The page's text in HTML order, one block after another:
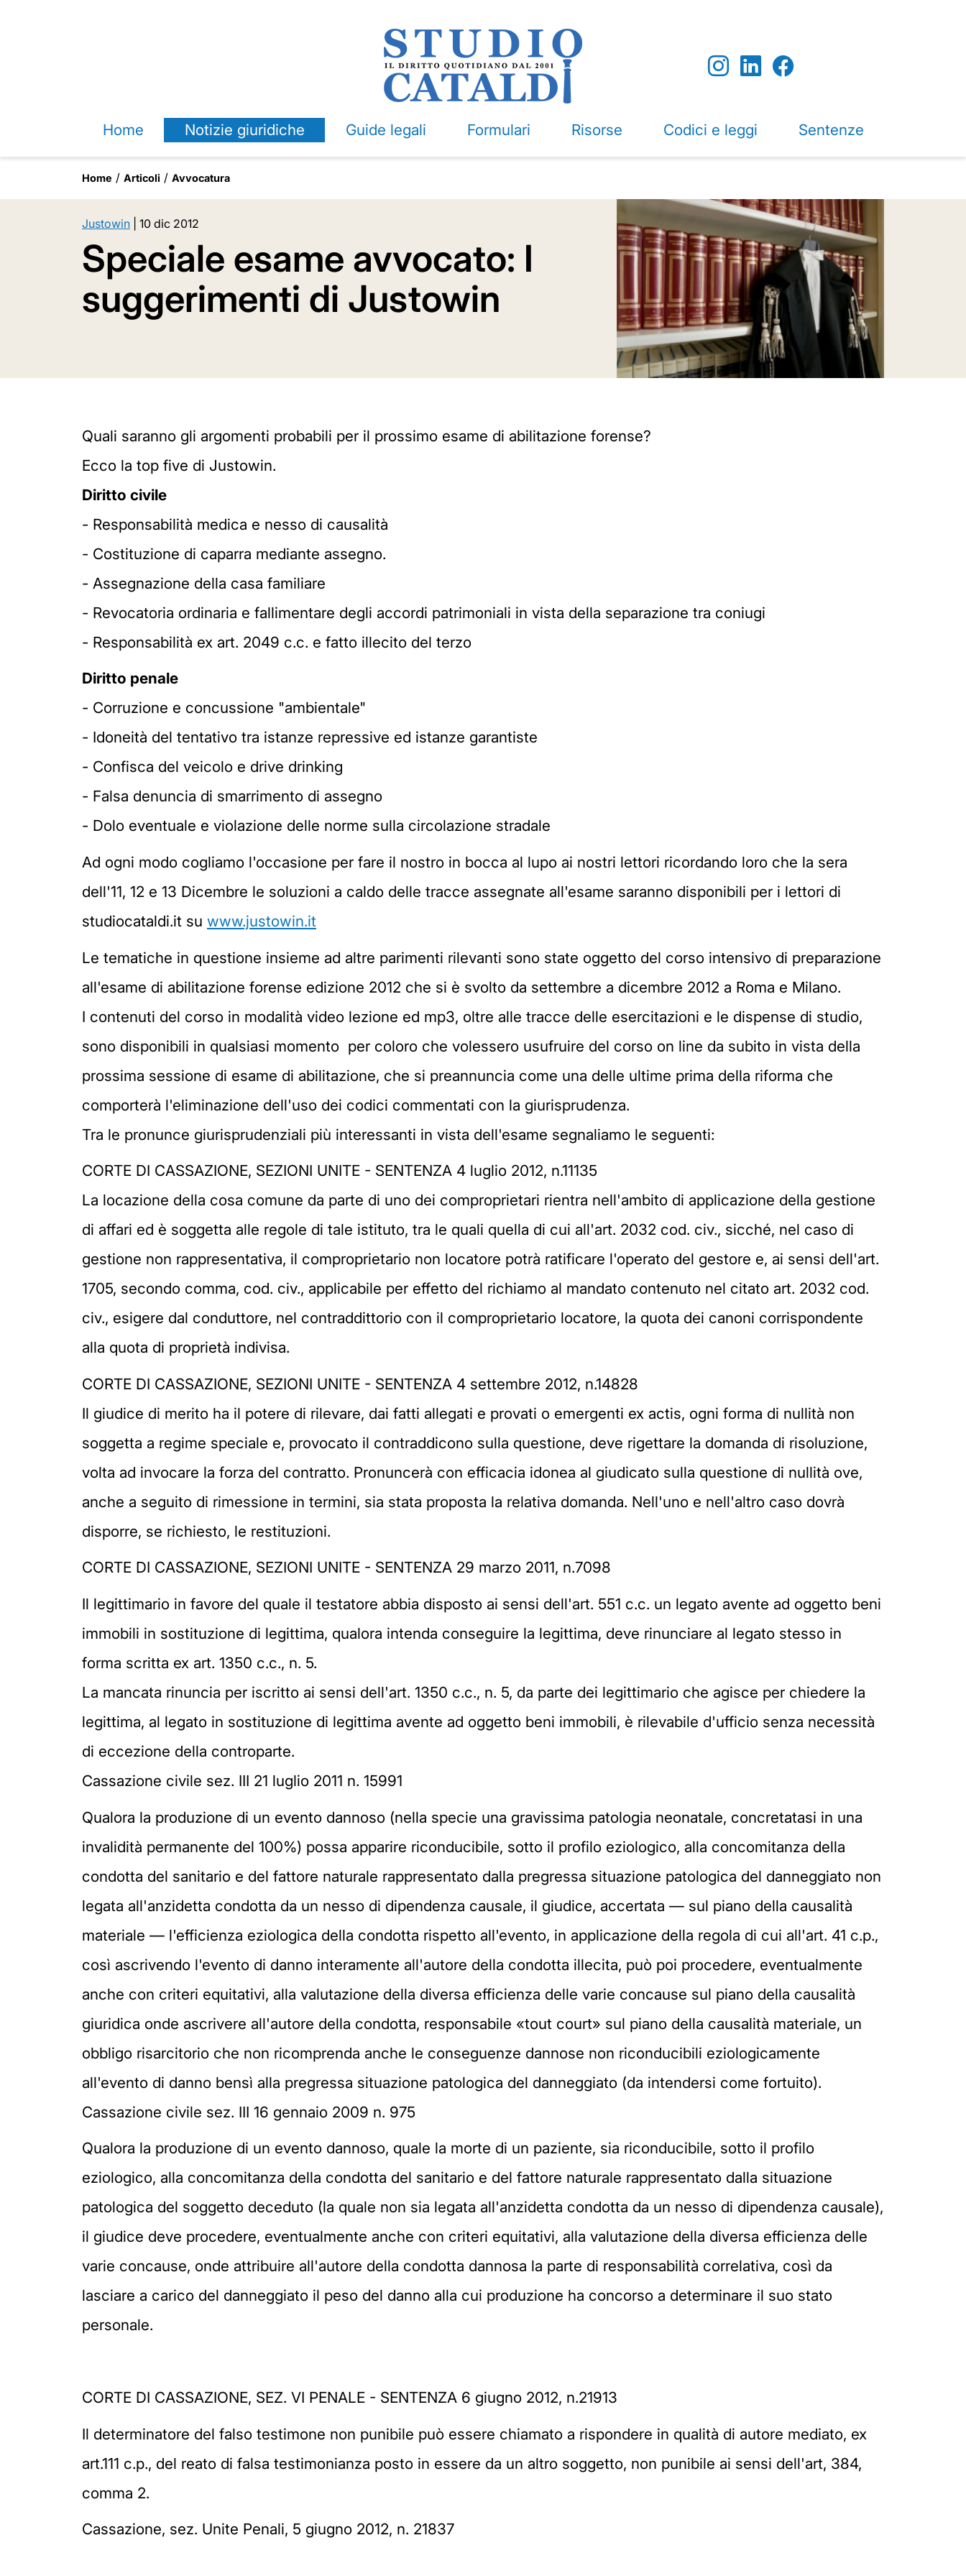
Home Notizie giuridiche Guide legali Formulari Risorse Codici e leggi Sentenze
Home Articoli Avvocatura
Justowin 10 dic 2012
Speciale esame avvocato: I
suggerimenti di Justowin
Quali saranno gli argomenti probabili per il prossimo esame di abilitazione forense?
Ecco la top five di Justowin.
Diritto civile
- Responsabilità medica e nesso di causalità
- Costituzione di caparra mediante assegno.
- Assegnazione della casa familiare
- Revocatoria ordinaria e fallimentare degli accordi patrimoniali in vista della separazione tra coniugi
- Responsabilità ex art. 2049 c.c. e fatto illecito del terzo
Diritto penale
- Corruzione e concussione "ambientale"
- Idoneità del tentativo tra istanze repressive ed istanze garantiste
- Confisca del veicolo e drive drinking
- Falsa denuncia di smarrimento di assegno
- Dolo eventuale e violazione delle norme sulla circolazione stradale
Ad ogni modo cogliamo l'occasione per fare il nostro in bocca al lupo ai nostri lettori ricordando loro che la sera
dell'11, 12 e 13 Dicembre le soluzioni a caldo delle tracce assegnate all'esame saranno disponibili per i lettori di
studiocataldi.it su www.justowin.it
Le tematiche in questione insieme ad altre parimenti rilevanti sono state oggetto del corso intensivo di preparazione
all'esame di abilitazione forense edizione 2012 che si è svolto da settembre a dicembre 2012 a Roma e Milano.
I contenuti del corso in modalità video lezione ed mp3, oltre alle tracce delle esercitazioni e le dispense di studio,
sono disponibili in qualsiasi momento per coloro che volessero usufruire del corso on line da subito in vista della
prossima sessione di esame di abilitazione, che si preannuncia come una delle ultime prima della riforma che
comporterà l'eliminazione dell'uso dei codici commentati con la giurisprudenza.
Tra le pronunce giurisprudenziali più interessanti in vista dell'esame segnaliamo le seguenti:
CORTE DI CASSAZIONE, SEZIONI UNITE - SENTENZA 4 luglio 2012, n.11135
La locazione della cosa comune da parte di uno dei comproprietari rientra nell'ambito di applicazione della gestione
di affari ed è soggetta alle regole di tale istituto, tra le quali quella di cui all'art. 2032 cod. civ., sicché, nel caso di
gestione non rappresentativa, il comproprietario non locatore potrà ratificare l'operato del gestore e, ai sensi dell'art.
1705, secondo comma, cod. civ., applicabile per effetto del richiamo al mandato contenuto nel citato art. 2032 cod.
civ., esigere dal conduttore, nel contraddittorio con il comproprietario locatore, la quota dei canoni corrispondente
alla quota di proprietà indivisa.
CORTE DI CASSAZIONE, SEZIONI UNITE - SENTENZA 4 settembre 2012, n.14828
Il giudice di merito ha il potere di rilevare, dai fatti allegati e provati o emergenti ex actis, ogni forma di nullità non
soggetta a regime speciale e, provocato il contraddicono sulla questione, deve rigettare la domanda di risoluzione,
volta ad invocare la forza del contratto. Pronuncerà con efficacia idonea al giudicato sulla questione di nullità ove,
anche a seguito di rimessione in termini, sia stata proposta la relativa domanda. Nell'uno e nell'altro caso dovrà
disporre, se richiesto, le restituzioni.
CORTE DI CASSAZIONE, SEZIONI UNITE - SENTENZA 29 marzo 2011, n.7098
Il legittimario in favore del quale il testatore abbia disposto ai sensi dell'art. 551 c.c. un legato avente ad oggetto beni
immobili in sostituzione di legittima, qualora intenda conseguire la legittima, deve rinunciare al legato stesso in
forma scritta ex art. 1350 c.c., n. 5.
La mancata rinuncia per iscritto ai sensi dell'art. 1350 c.c., n. 5, da parte dei legittimario che agisce per chiedere la
legittima, al legato in sostituzione di legittima avente ad oggetto beni immobili, è rilevabile d'ufficio senza necessità
di eccezione della controparte.
Cassazione civile sez. III 21 luglio 2011 n. 15991
Qualora la produzione di un evento dannoso (nella specie una gravissima patologia neonatale, concretatasi in una
invalidità permanente del 100%) possa apparire riconducibile, sotto il profilo eziologico, alla concomitanza della
condotta del sanitario e del fattore naturale rappresentato dalla pregressa situazione patologica del danneggiato non
legata all'anzidetta condotta da un nesso di dipendenza causale, il giudice, accertata — sul piano della causalità
materiale — l'efficienza eziologica della condotta rispetto all'evento, in applicazione della regola di cui all'art. 41 c.p.,
così ascrivendo l'evento di danno interamente all'autore della condotta illecita, può poi procedere, eventualmente
anche con criteri equitativi, alla valutazione della diversa efficienza delle varie concause sul piano della causalità
giuridica onde ascrivere all'autore della condotta, responsabile «tout court» sul piano della causalità materiale, un
obbligo risarcitorio che non ricomprenda anche le conseguenze dannose non riconducibili eziologicamente
all'evento di danno bensì alla pregressa situazione patologica del danneggiato (da intendersi come fortuito).
Cassazione civile sez. III 16 gennaio 2009 n. 975
Qualora la produzione di un evento dannoso, quale la morte di un paziente, sia riconducibile, sotto il profilo
eziologico, alla concomitanza della condotta del sanitario e del fattore naturale rappresentato dalla situazione
patologica del soggetto deceduto (la quale non sia legata all'anzidetta condotta da un nesso di dipendenza causale),
il giudice deve procedere, eventualmente anche con criteri equitativi, alla valutazione della diversa efficienza delle
varie concause, onde attribuire all'autore della condotta dannosa la parte di responsabilità correlativa, così da
lasciare a carico del danneggiato il peso del danno alla cui produzione ha concorso a determinare il suo stato
personale.
CORTE DI CASSAZIONE, SEZ. VI PENALE - SENTENZA 6 giugno 2012, n.21913
Il determinatore del falso testimone non punibile può essere chiamato a rispondere in qualità di autore mediato, ex
art.111 c.p., del reato di falsa testimonianza posto in essere da un altro soggetto, non punibile ai sensi dell'art, 384,
comma 2.
Cassazione, sez. Unite Penali, 5 giugno 2012, n. 21837